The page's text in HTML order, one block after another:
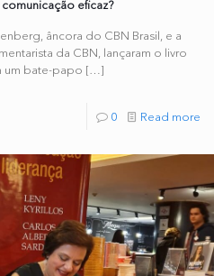
eficaz?
âncora do CBN Brasil, e a
da CBN, lançaram o livro
um bate-papo […]
0 Read more